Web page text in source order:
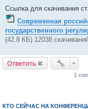
о
б
щ
е
н
и
Ссылка для скачивания
Современная
государственного
(42.8 КБ) 12038
Ответить
1
КТО СЕЙЧАС НА